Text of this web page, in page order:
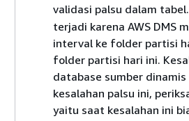
validasi palsu dalam tabel.
terjadi karena AWS DMS
interval ke folder partisi
folder partisi hari ini.
database sumber
kesalahan palsu ini,
yaitu saat kesalahan ini